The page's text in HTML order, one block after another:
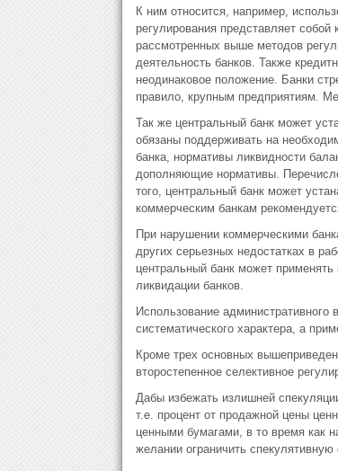
К ним относится, например,
регулирования представляет
рассмотренных выше методов
деятельность банков. Также
неодинаковое положение. Банки
правило, крупным предприятиям.
Так же центральный банк может
обязаны поддерживать на
банка, нормативы ликвидности
дополняющие нормативы.
того, центральный банк может
коммерческим банкам
При нарушении коммерческими
других серьезных недостатках в
центральный банк может
ликвидации банков.
Использование
систематического характера, а
Кроме трех основных
второстепенное селективное
Дабы избежать излишней
т.е. процент от продажной цены
ценными бумагами, в то время как
желании ограничить